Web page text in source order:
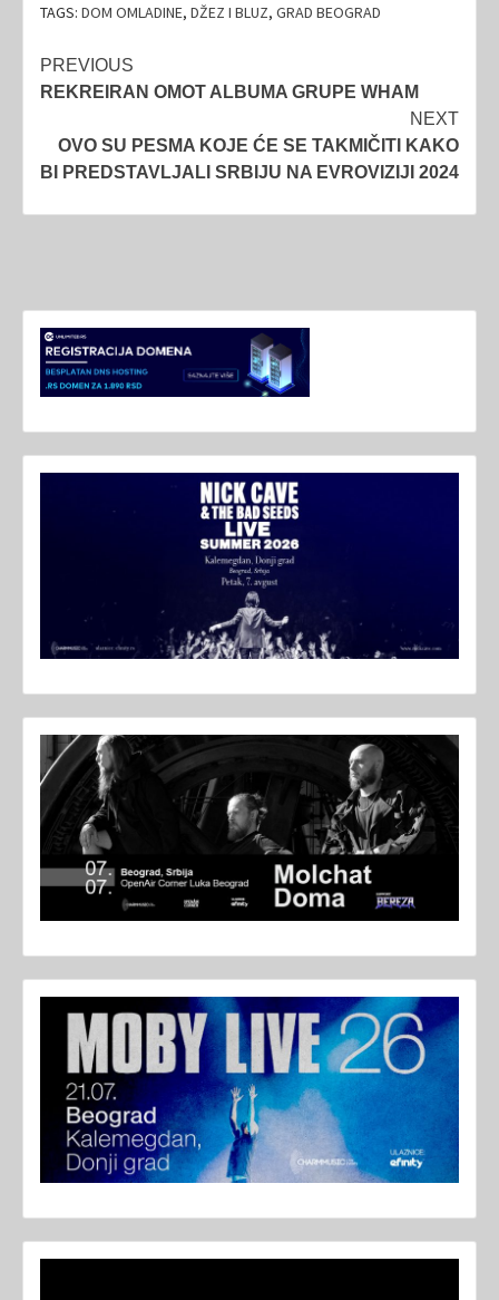
TAGS: DOM OMLADINE, DŽEZ I BLUZ, GRAD BEOGRAD
Post
navigation
PREVIOUS
REKREIRAN OMOT ALBUMA GRUPE WHAM
NEXT
OVO SU PESMA KOJE ĆE SE TAKMIČITI KAKO
BI PREDSTAVLJALI SRBIJU NA EVROVIZIJI 2024